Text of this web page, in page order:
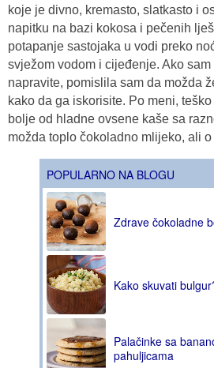
koje je divno, kremasto, slatkasto i
napitku na bazi kokosa i pečenih
potapanje sastojaka u vodi preko
svježom vodom i cijeđenje. Ako
napravite, pomislila sam da možda
kako da ga iskorisite. Po meni,
bolje od hladne ovsene kaše sa
možda toplo čokoladno mlijeko, ali o
POPULARNO NA BLOGU
Zdrave čokoladne
Kako skuvati
Palačinke sa
pahuljicama